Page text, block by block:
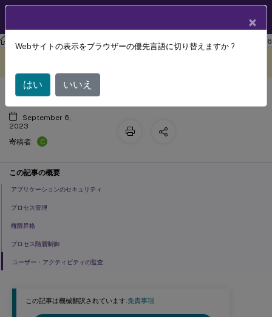
ワークスペース環境管理 Workspace Environment Management 2206
この記事は機械翻訳されています.免責事項
セキュリティ
September 6,
2023
寄稿者:
C
この記事の概要
アプリケーションのセキュリティ
プロセス管理
権限昇格
プロセス階層制御
ユーザー・アクティビティの監査
×
Webサイトの表示をブラウザーの優先言語に切り替えますか ?
はい いいえ